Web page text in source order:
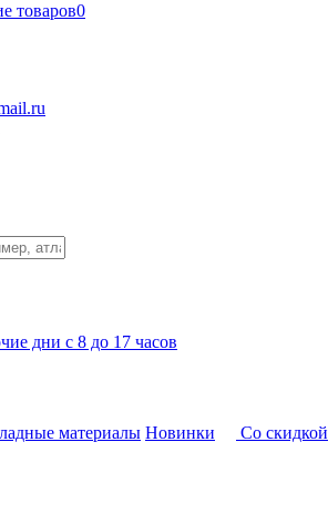
товаров0
дни с 8 до 17 часов
материалы Новинки Со скидкой